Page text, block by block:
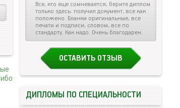
Все, кто еще сомневается, берите диплом
только здесь: получил документ, все как
положено. Бланки оригинальные, все
печати и подписи, словом, все по
стандарту. Как надо. Очень благодарен.
ОСТАВИТЬ ОТЗЫВ
ДИПЛОМЫ ПО СПЕЦИАЛЬНОСТИ